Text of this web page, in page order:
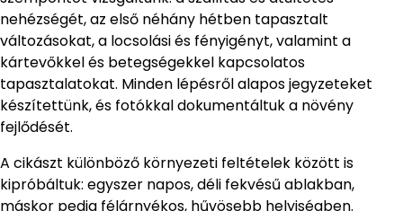
nehézségét, az első néhány hétben tapasztalt
változásokat, a locsolási és fényigényt, valamint a
kártevőkkel és betegségekkel kapcsolatos
tapasztalatokat. Minden lépésről alapos jegyzeteket
készítettünk, és fotókkal dokumentáltuk a növény
fejlődését.
A cikászt különböző környezeti feltételek között is
kipróbáltuk: egyszer napos, déli fekvésű ablakban,
máskor pedig félárnyékos, hűvösebb helyiségben.